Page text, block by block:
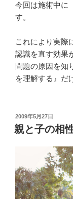
今回は施術中に
す。
これにより実際
認識を直す効果
問題の原因を知
を理解する』だ
投
稿
日:
2009年5月27日
親と子の相